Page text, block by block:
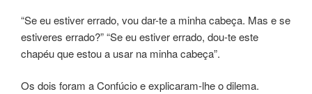
“Se eu estiver errado, vou dar-te a minha cabeça. Mas e se
estiveres errado?” “Se eu estiver errado, dou-te este
chapéu que estou a usar na minha cabeça”.
Os dois foram a Confúcio e explicaram-lhe o dilema.